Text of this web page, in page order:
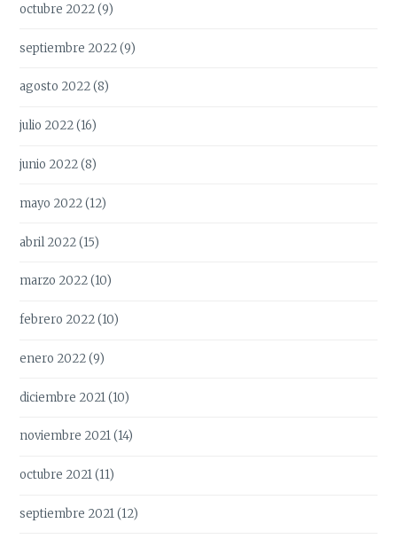
octubre 2022(9)
septiembre 2022(9)
agosto 2022(8)
julio 2022(16)
junio 2022(8)
mayo 2022(12)
abril 2022(15)
marzo 2022(10)
febrero 2022(10)
enero 2022(9)
diciembre 2021(10)
noviembre 2021(14)
octubre 2021(11)
septiembre 2021(12)